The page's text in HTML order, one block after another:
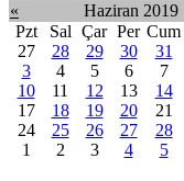
« Haziran 2019
Pzt
Sal Çar Per Cum
27
28 29 30 31
3
4 5 6 7
10
11 12 13 14
17
18 19 20 21
24
25 26 27 28
1
2 3 4 5